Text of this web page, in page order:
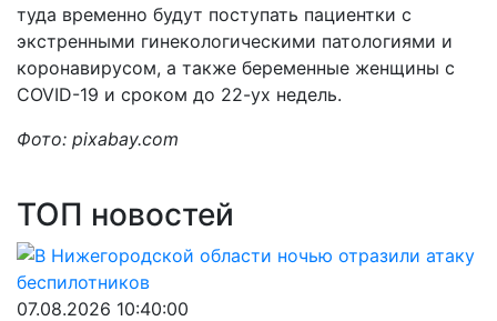
туда временно будут поступать пациентки с
экстренными гинекологическими патологиями и
коронавирусом, а также беременные женщины с
COVID-19 и сроком до 22-ух недель.
Фото: pixabay.com
ТОП новостей
07.08.2026 10:40:00